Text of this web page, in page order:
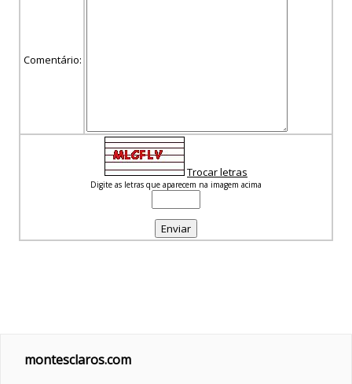
Comentário:
Trocar letras
Digite as letras que aparecem na imagem acima
montesclaros.com